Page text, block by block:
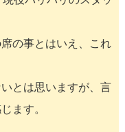
の事とはいえ、これ
とは思いますが、言
ます。